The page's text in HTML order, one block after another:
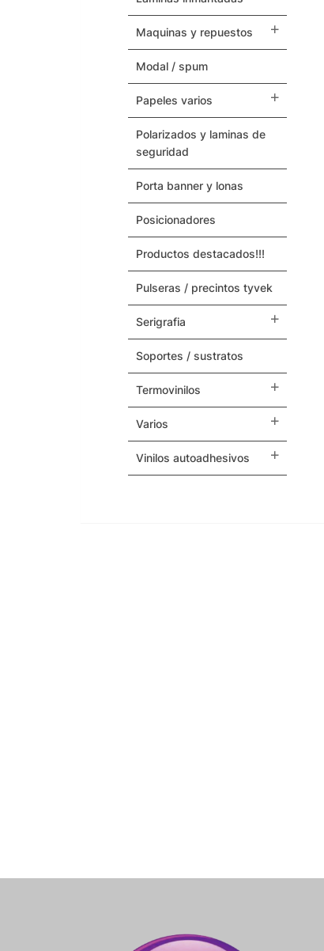
Cintas Adhesivas
Papeles Varios
Laminas Inmantadas
Soporte / Sustratos
Serigrafia
Maquinas y Repuestos
maquinas y repuestos
modal / spum
papeles varios
polarizados y laminas de
seguridad
porta banner y lonas
posicionadores
productos destacados!!!
pulseras / precintos tyvek
serigrafia
soportes / sustratos
termovinilos
varios
vinilos autoadhesivos